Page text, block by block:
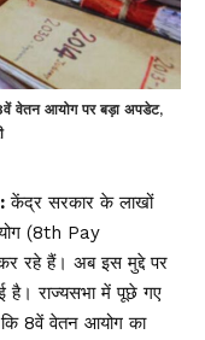
आयोग पर बड़ा अपडेट,
केंद्र सरकार के लाखों
(8th Pay
रहे हैं। अब इस मुद्दे पर
राज्यसभा में पूछे गए
8वें वेतन आयोग का